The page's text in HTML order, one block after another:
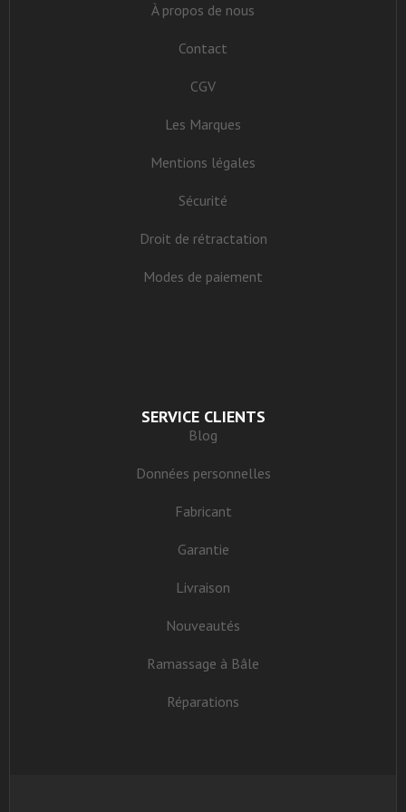
À propos de nous
Contact
CGV
Les Marques
Mentions légales
Sécurité
Droit de rétractation
Modes de paiement
SERVICE CLIENTS
Blog
Données personnelles
Fabricant
Garantie
Livraison
Nouveautés
Ramassage à Bâle
Réparations